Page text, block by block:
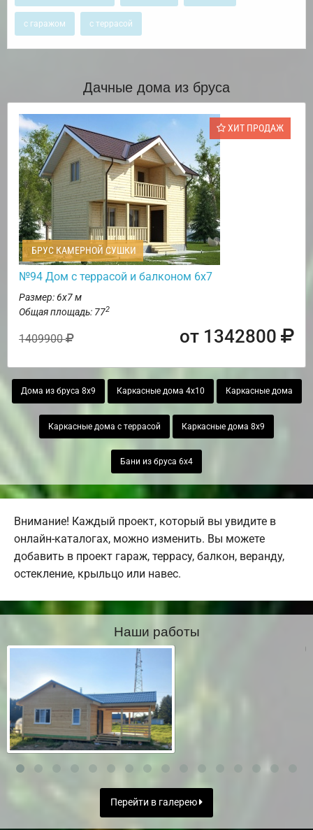
с гаражом с террасой
Дачные дома из бруса
ХИТ ПРОДАЖ
БРУС КАМЕРНОЙ СУШКИ
№94 Дом с террасой и балконом 6х7
Размер: 6х7 м
Общая площадь: 772
1409900 от 1342800
Дома из бруса 8х9 Каркасные дома 4х10 Каркасные дома
Каркасные дома с террасой Каркасные дома 8х9
Бани из бруса 6х4
Внимание! Каждый проект, который вы увидите в
онлайн-каталогах, можно изменить. Вы можете
добавить в проект гараж, террасу, балкон, веранду,
остекление, крыльцо или навес.
Наши работы
Перейти в галерею